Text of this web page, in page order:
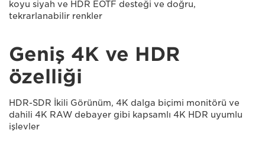
koyu siyah ve HDR EOTF desteği ve doğru,
tekrarlanabilir renkler
Geniş 4K ve HDR
özelliği
HDR-SDR İkili Görünüm, 4K dalga biçimi monitörü ve
dahili 4K RAW debayer gibi kapsamlı 4K HDR uyumlu
işlevler